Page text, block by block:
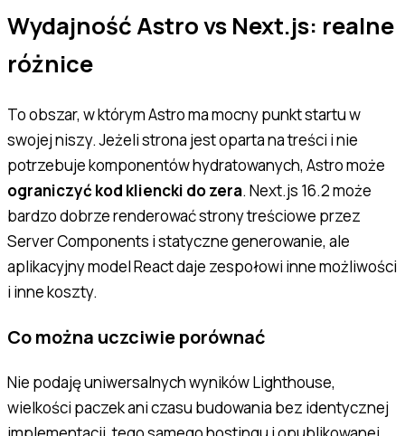
Wydajność Astro vs Next.js: realne
różnice
To obszar, w którym Astro ma mocny punkt startu w
swojej niszy. Jeżeli strona jest oparta na treści i nie
potrzebuje komponentów hydratowanych, Astro może
ograniczyć kod kliencki do zera. Next.js 16.2 może
bardzo dobrze renderować strony treściowe przez
Server Components i statyczne generowanie, ale
aplikacyjny model React daje zespołowi inne możliwości
i inne koszty.
Co można uczciwie porównać
Nie podaję uniwersalnych wyników Lighthouse,
wielkości paczek ani czasu budowania bez identycznej